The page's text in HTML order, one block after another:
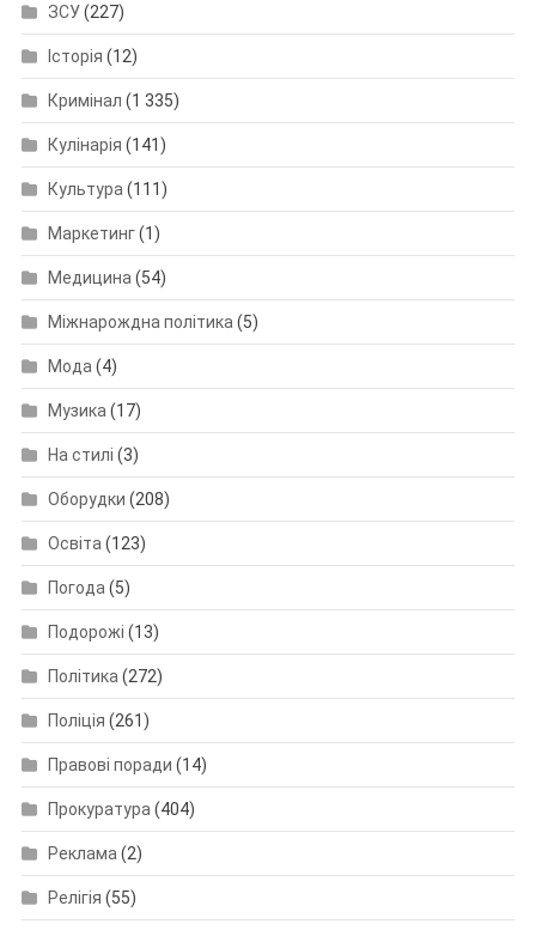
ЗСУ(227)
Історія (12)
Кримінал (1 335)
Кулінарія (141)
Культура (111)
Маркетинг(1)
Медицина (54)
Міжнарождна політика (5)
Мода (4)
Музика (17)
На стилі (3)
Оборудки (208)
Освіта (123)
Погода (5)
Подорожі (13)
Політика (272)
Поліція (261)
Правові поради (14)
Прокуратура (404)
Реклама (2)
Релігія (55)